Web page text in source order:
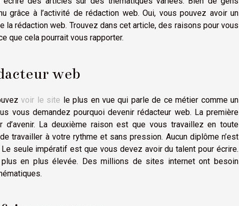
grâce à l’activité de rédaction web. Oui, vous pouvez avoir un
la rédaction web. Trouvez dans cet article, des raisons pour vous
que cela pourrait vous rapporter.
web
voir le site le plus en vue qui parle de ce métier comme un
vous demandez pourquoi devenir rédacteur web. La première
La deuxième raison est que vous travaillez en toute
travailler à votre rythme et sans pression. Aucun diplôme n’est
seule impératif est que vous devez avoir du talent pour écrire.
en plus élevée. Des millions de sites internet ont besoin